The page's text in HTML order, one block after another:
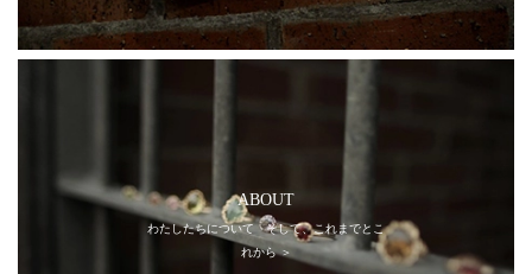
ABOUT
わたしたちについて そして、これまでとこ
れから ＞